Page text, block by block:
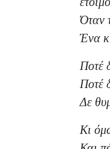
Όταν
Ένα
Ποτέ
Ποτέ
Δε
Κι